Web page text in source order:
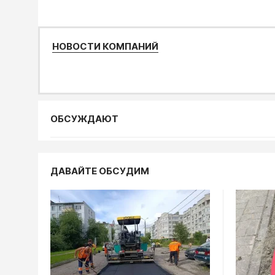
НОВОСТИ КОМПАНИЙ
ОБСУЖДАЮТ
пыль
04.08, 10:10
Происшествия
ДАВАЙТЕ ОБСУДИМ